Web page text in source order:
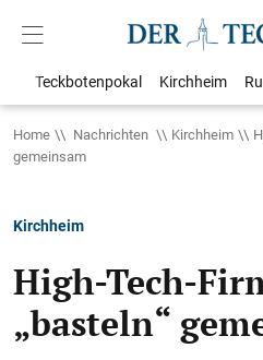
Teckbotenpokal Kirchheim
Home Nachrichten Kirchheim
gemeinsam
Kirchheim
High-Tech-
„basteln“